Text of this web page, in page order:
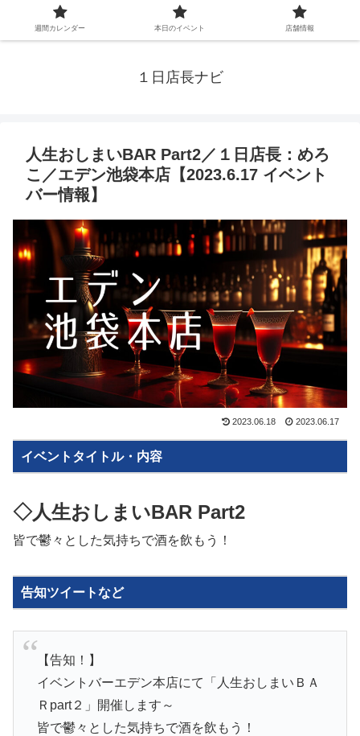
１日店長ナビ
人生おしまいBAR Part2／１日店長：めろ
こ／エデン池袋本店【2023.6.17 イベント
バー情報】
2023.06.18 2023.06.17
イベントタイトル・内容
◇人生おしまいBAR Part2
皆で鬱々とした気持ちで酒を飲もう！
告知ツイートなど
【告知！】
イベントバーエデン本店にて「人生おしまいＢＡ
Ｒpart２」開催します～
皆で鬱々とした気持ちで酒を飲もう！
週間カレンダー 本日のイベント 店舗情報